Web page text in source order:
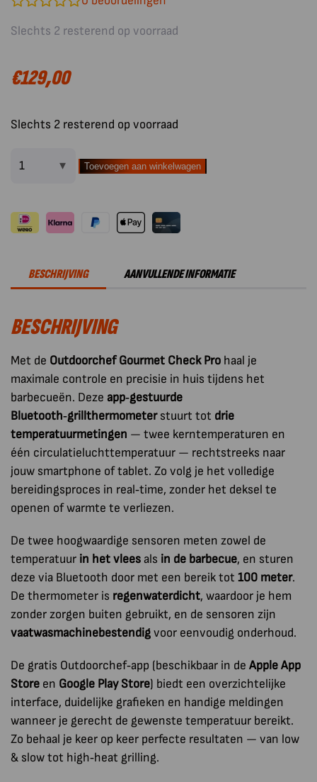
Slechts 2 resterend op voorraad
€129,00
Slechts 2 resterend op voorraad
Outdoorchef
Check
Pro
Grillthermometer
aantal
Toevoegen aan winkelwagen
BESCHRIJVING AANVULLENDE INFORMATIE
BESCHRIJVING
Met de Outdoorchef Gourmet Check Pro haal je
maximale controle en precisie in huis tijdens het
barbecueën. Deze app‑gestuurde
Bluetooth‑grillthermometerstuurt tot drie
temperatuurmetingen — twee kerntemperaturen en
één circulatieluchttemperatuur — rechtstreeks naar
jouw smartphone of tablet. Zo volg je het volledige
bereidingsproces in real‑time, zonder het deksel te
openen of warmte te verliezen.
De twee hoogwaardige sensoren meten zowel de
temperatuur in het vlees als in de barbecue, en sturen
deze via Bluetooth door met een bereik tot 100 meter.
De thermometer is regenwaterdicht, waardoor je hem
zonder zorgen buiten gebruikt, en de sensoren zijn
vaatwasmachinebestendigvoor eenvoudig onderhoud.
De gratis Outdoorchef‑app (beschikbaar in de Apple App
Store en Google Play Store) biedt een overzichtelijke
interface, duidelijke grafieken en handige meldingen
wanneer je gerecht de gewenste temperatuur bereikt.
Zo behaal je keer op keer perfecte resultaten — van low
& slow tot high‑heat grilling.